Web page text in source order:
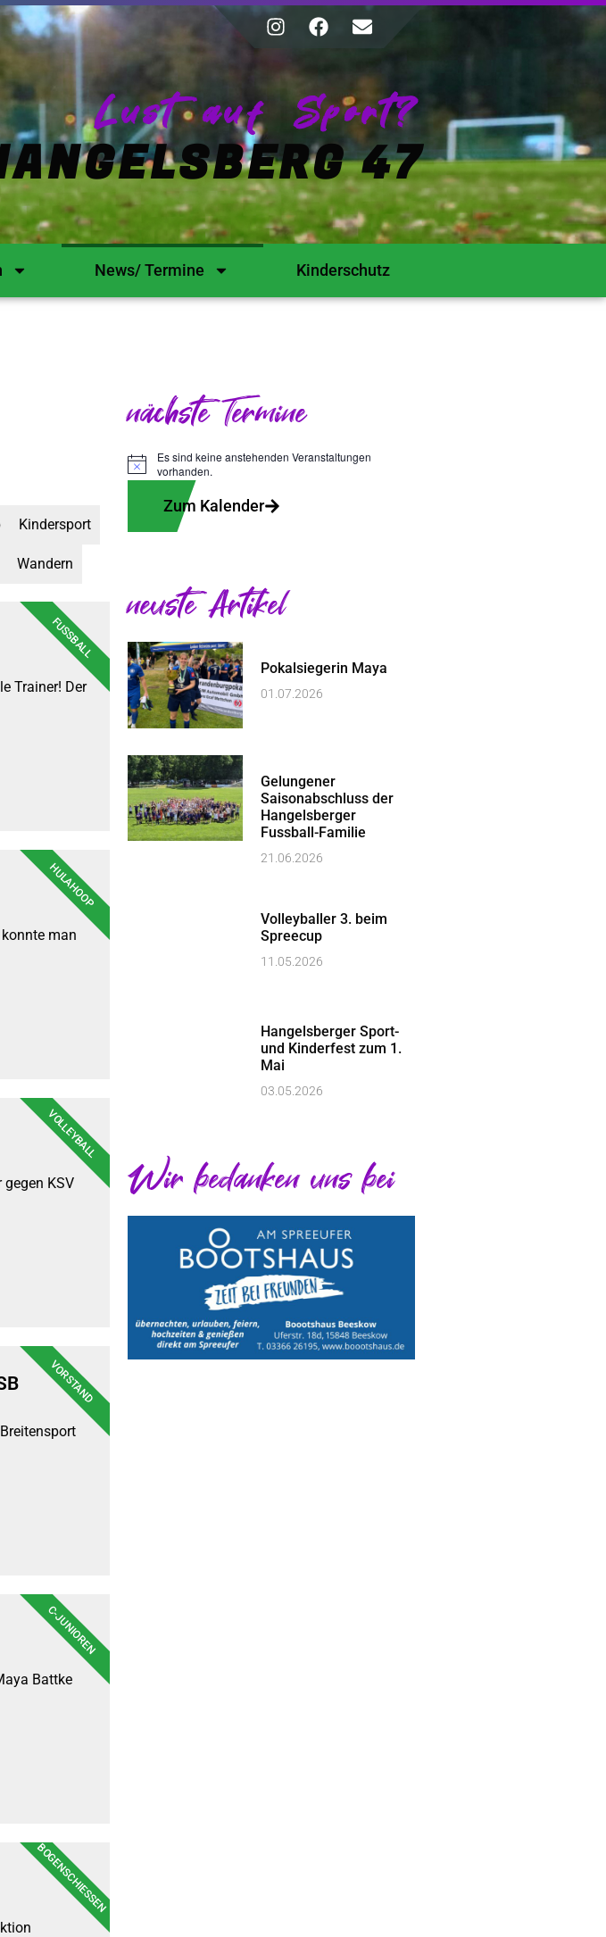
Lust auf Sport?
47
News/ Termine Kinderschutz
Kindersport
Wandern
FUSSBALL
Trainer! Der
HULAHOOP
man
VOLLEYBALL
KSV
VORSTAND
C-JUNIOREN
Battke
BOGENSCHIESSEN
nächste Termine
Hinweis
Es sind keine anstehenden Veranstaltungen
vorhanden.
Zum Kalender
neuste Artikel
Pokalsiegerin Maya
01.07.2026
Gelungener
Saisonabschluss der
Hangelsberger
Fussball-Familie
21.06.2026
Volleyballer 3. beim
Spreecup
11.05.2026
Hangelsberger Sport-
und Kinderfest zum 1.
Mai
03.05.2026
Wir bedanken uns bei